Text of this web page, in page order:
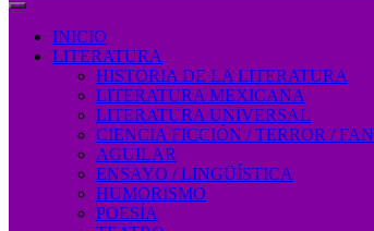
INICIO
LITERATURA
HISTORIA DE LA LITERATURA
LITERATURA MEXICANA
LITERATURA UNIVERSAL
CIENCIA FICCIÓN / TERROR /
AGUILAR
ENSAYO / LINGÜÍSTICA
HUMORISMO
POESÍA